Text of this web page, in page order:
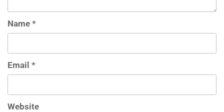
Name *
Email *
Website